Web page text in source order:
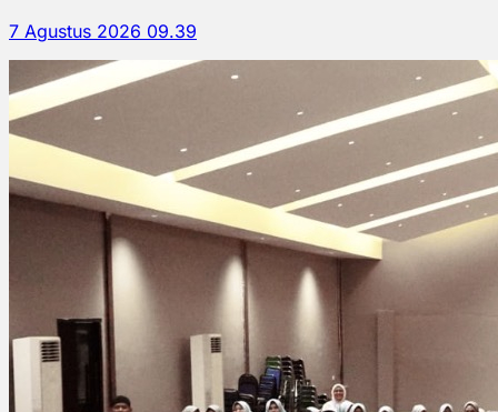
7 Agustus 2026 09.39